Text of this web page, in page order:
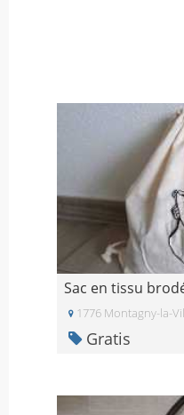
1776 Montagny-la-
Gratis